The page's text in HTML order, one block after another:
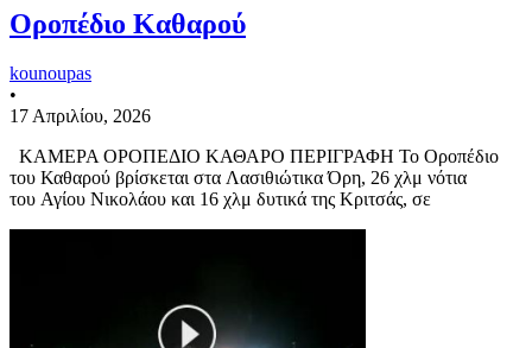
Οροπέδιο Καθαρού
kounoupas
•
17 Απριλίου, 2026
ΚΑΜΕΡΑ ΟΡΟΠΕΔΙΟ ΚΑΘΑΡΟ ΠΕΡΙΓΡΑΦΗ Το Οροπέδιο
του Καθαρού βρίσκεται στα Λασιθιώτικα Όρη, 26 χλμ νότια
του Αγίου Νικολάου και 16 χλμ δυτικά της Κριτσάς, σε